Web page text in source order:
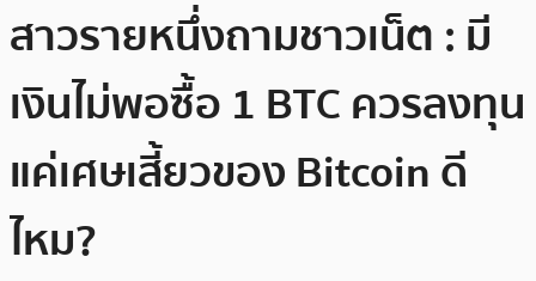
สาวรายหนึ่งถามชาวเน็ต : มี
เงินไม่พอซื้อ 1 BTC ควรลงทุน
แค่เศษเสี้ยวของ Bitcoin ดี
ไหม?